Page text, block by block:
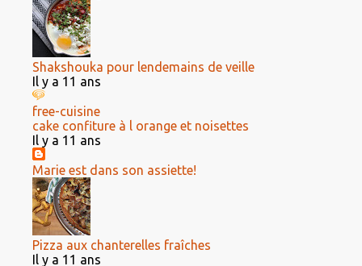
Shakshouka pour lendemains de veille
Il y a 11 ans
free-cuisine
cake confiture à l orange et noisettes
Il y a 11 ans
Marie est dans son assiette!
Pizza aux chanterelles fraîches
Il y a 11 ans